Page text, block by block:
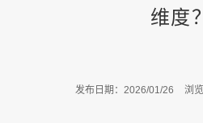
维度？
发布日期：2026/01/26 浏览